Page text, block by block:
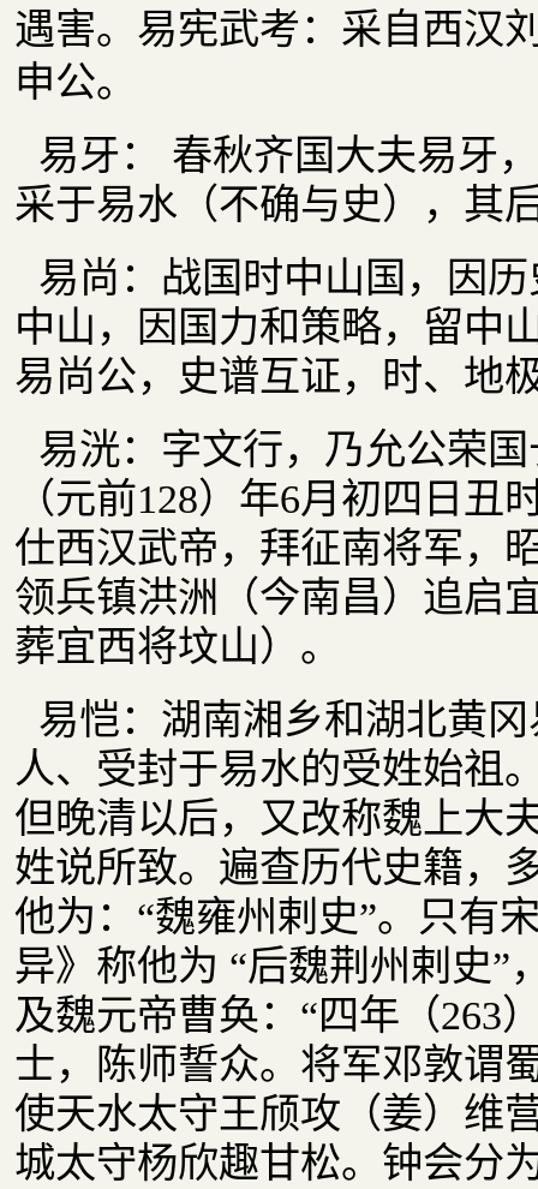
遇害。易宪武考：采自西汉
申公。
易牙： 春秋齐国大夫易牙
采于易水（不确与史）， 其
易尚：战国时中山国，因
中山，因国力和策略，留中
易尚公，史谱互证，时、地
易洸：字文行，乃允公荣
（元前128）年6月初四日
仕西汉武帝，拜征南将军，
领兵镇洪洲（今南昌）追启
葬宜西将坟山）。
易恺：湖南湘乡和湖北黄
人、受封于易水的受姓始祖
但晚清以后，又改称魏上大
姓说所致。遍查历代史籍，
他为：“魏雍州剌史”。只有
异》称他为 “后魏荆州剌史”
及魏元帝曹奂：“四年（263
士，陈师誓众。将军邓敦谓
使天水太守王颀攻（姜）维
城太守杨欣趣甘松。钟会分